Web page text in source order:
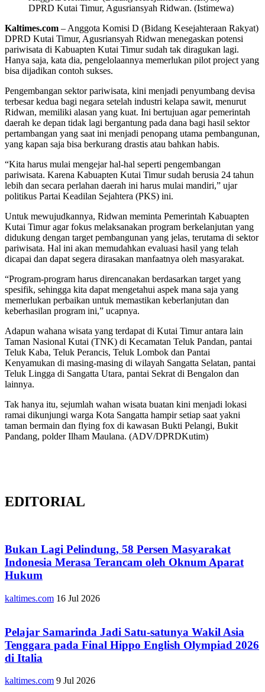
DPRD Kutai Timur, Agusriansyah Ridwan. (Istimewa)
Kaltimes.com – Anggota Komisi D (Bidang Kesejahteraan Rakyat)
DPRD Kutai Timur, Agusriansyah Ridwan menegaskan potensi
pariwisata di Kabuapten Kutai Timur sudah tak diragukan lagi.
Hanya saja, kata dia, pengelolaannya memerlukan pilot project yang
bisa dijadikan contoh sukses.
Pengembangan sektor pariwisata, kini menjadi penyumbang devisa
terbesar kedua bagi negara setelah industri kelapa sawit, menurut
Ridwan, memiliki alasan yang kuat. Ini bertujuan agar pemerintah
daerah ke depan tidak lagi bergantung pada dana bagi hasil sektor
pertambangan yang saat ini menjadi penopang utama pembangunan,
yang kapan saja bisa berkurang drastis atau bahkan habis.
“Kita harus mulai mengejar hal-hal seperti pengembangan
pariwisata. Karena Kabuapten Kutai Timur sudah berusia 24 tahun
lebih dan secara perlahan daerah ini harus mulai mandiri,” ujar
politikus Partai Keadilan Sejahtera (PKS) ini.
Untuk mewujudkannya, Ridwan meminta Pemerintah Kabuapten
Kutai Timur agar fokus melaksanakan program berkelanjutan yang
didukung dengan target pembangunan yang jelas, terutama di sektor
pariwisata. Hal ini akan memudahkan evaluasi hasil yang telah
dicapai dan dapat segera dirasakan manfaatnya oleh masyarakat.
“Program-program harus direncanakan berdasarkan target yang
spesifik, sehingga kita dapat mengetahui aspek mana saja yang
memerlukan perbaikan untuk memastikan keberlanjutan dan
keberhasilan program ini,” ucapnya.
Adapun wahana wisata yang terdapat di Kutai Timur antara lain
Taman Nasional Kutai (TNK) di Kecamatan Teluk Pandan, pantai
Teluk Kaba, Teluk Perancis, Teluk Lombok dan Pantai
Kenyamukan di masing-masing di wilayah Sangatta Selatan, pantai
Teluk Lingga di Sangatta Utara, pantai Sekrat di Bengalon dan
lainnya.
Tak hanya itu, sejumlah wahan wisata buatan kini menjadi lokasi
ramai dikunjungi warga Kota Sangatta hampir setiap saat yakni
taman bermain dan flying fox di kawasan Bukti Pelangi, Bukit
Pandang, polder Ilham Maulana. (ADV/DPRDKutim)
EDITORIAL
Bukan Lagi Pelindung, 58 Persen Masyarakat
Indonesia Merasa Terancam oleh Oknum Aparat
Hukum
kaltimes.com 16 Jul 2026
Pelajar Samarinda Jadi Satu-satunya Wakil Asia
Tenggara pada Final Hippo English Olympiad 2026
di Italia
kaltimes.com 9 Jul 2026